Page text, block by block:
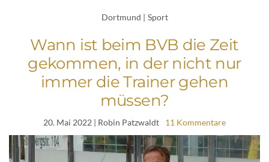
Dortmund | Sport
Wann ist beim BVB die Zeit
gekommen, in der nicht nur
immer die Trainer gehen
müssen?
20. Mai 2022 | Robin Patzwaldt 11 Kommentare